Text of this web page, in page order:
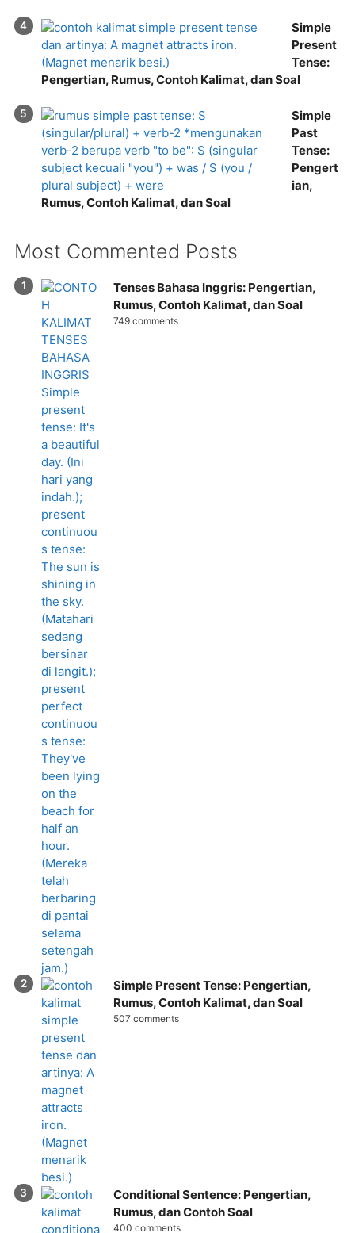
Simple
Present
Tense:
Pengertian, Rumus, Contoh Kalimat, dan Soal
Simple
Past
Tense:
Pengert
ian,
Rumus, Contoh Kalimat, dan Soal
Most Commented Posts
Tenses Bahasa Inggris: Pengertian,
Rumus, Contoh Kalimat, dan Soal
749 comments
Simple Present Tense: Pengertian,
Rumus, Contoh Kalimat, dan Soal
507 comments
Conditional Sentence: Pengertian,
Rumus, dan Contoh Soal
400 comments